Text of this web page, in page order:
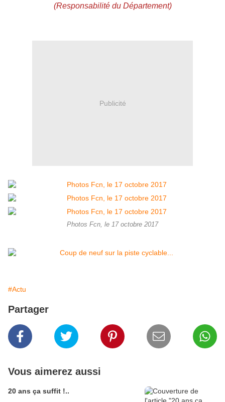
(Responsabilité du Département)
Publicité
Photos Fcn, le 17 octobre 2017
#Actu
Partager
Vous aimerez aussi
20 ans ça suffit !..